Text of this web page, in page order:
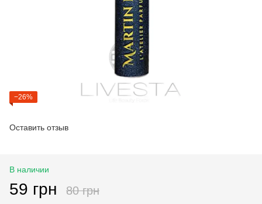
−26%
Оставить отзыв
В наличии
59 грн 80 грн